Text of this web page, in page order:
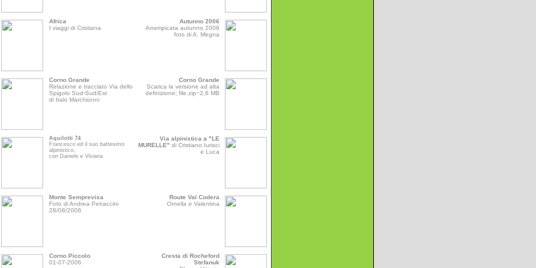
Africa
I viaggi di Cristiana
Autunno 2006
Arrampicata autunno 2006
foto di A. Megna
Corno Grande
Relazione e tracciato Via dello
Spigolo Sud-Sud/Est
di Italo Marchionni
Corno Grande
Scarica la versione ad alta
definizione; file.zip~2,6 MB
Aquilotti 74
Francesco ed il suo battesimo
alpinistico,
con Daniele e Viviana
Via alpinistica a "LE
MURELLE" di Cristiano Iurisci
e Luca
Monte Semprevisa
Foto di Andrea Petraccini
28/08/2006
Route Val Codera
Ornella e Valentina
Corno Piccolo
01-07-2006
Cresta di Rocheford
Stefanuk